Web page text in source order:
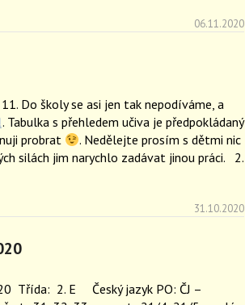
06.11.2020
Do školy se asi jen tak nepodíváme, a
. Tabulka s přehledem učiva je předpokládaný
probrat
. Nedělejte prosím s dětmi nic
silách jim narychlo zadávat jinou práci. 2.
31.10.2020
Třída: 2. E Český jazyk PO: ČJ –